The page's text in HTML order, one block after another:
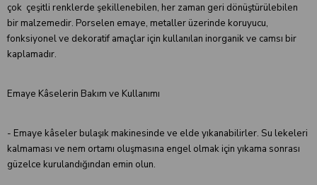
çok çeşitli renklerde şekillenebilen, her zaman geri dönüştürülebilen
bir malzemedir. Porselen emaye, metaller üzerinde koruyucu,
fonksiyonel ve dekoratif amaçlar için kullanılan inorganik ve camsı bir
kaplamadır.
Emaye Kâselerin Bakım ve Kullanımı
- Emaye kâseler bulaşık makinesinde ve elde yıkanabilirler. Su lekeleri
kalmaması ve nem ortamı oluşmasına engel olmak için yıkama sonrası
güzelce kurulandığından emin olun.